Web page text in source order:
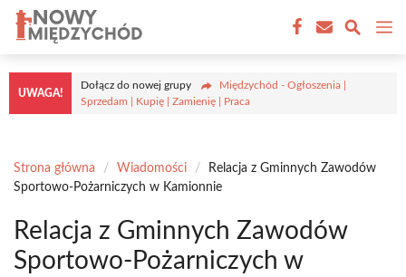
Przejdź
treści
UWAGA!
Dołącz do nowej grupy
Międzychód - Ogłoszenia |
Sprzedam | Kupię | Zamienię | Praca
Strona główna / Wiadomości /
Relacja z Gminnych Zawodów
Sportowo-Pożarniczych w Kamionnie
Relacja z Gminnych Zawodów
Sportowo-Pożarniczych w